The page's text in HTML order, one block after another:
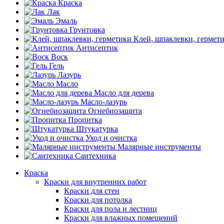
Краска
Лак
Эмаль
Грунтовка
Клей, шпаклевки,
Антисептик
Воск
Гель
Лазурь
Масло
Масло для дерева
Масло-лазурь
Огнебиозащита
Пропитка
Штукатурка
Уход и очистка
Малярные инструменты
Сантехника
Краска
Краски для внутренних работ
Краски для стен
Краски для потолка
Краски для пола и лестниц
Краски для влажных помещений